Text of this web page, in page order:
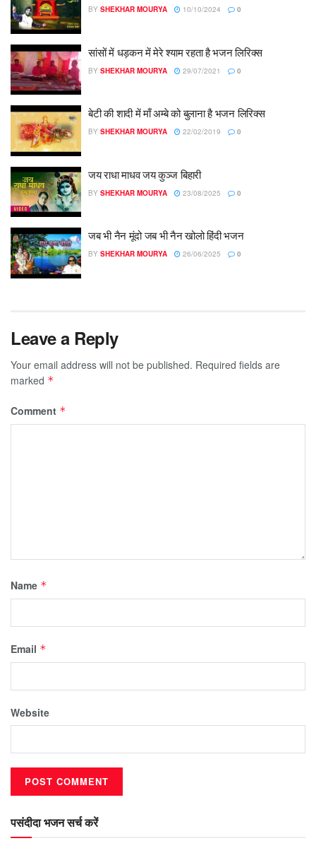
BY SHEKHAR MOURYA 10/10/2024 0
सांसों में धड़कन में मेरे श्याम रहता है भजन लिरिक्स
BY SHEKHAR MOURYA 29/07/2021 0
बेटी की शादी में माँ अम्बे को बुलाना है भजन लिरिक्स
BY SHEKHAR MOURYA 22/02/2019 0
जय राधा माधव जय कुञ्ज बिहारी
BY SHEKHAR MOURYA 23/08/2025 0
जब भी नैन मूंदो जब भी नैन खोलो हिंदी भजन
BY SHEKHAR MOURYA 26/06/2025 0
Leave a Reply
Your email address will not be published. Required fields are
marked *
Comment *
Name *
Email *
Website
पसंदीदा भजन सर्च करें